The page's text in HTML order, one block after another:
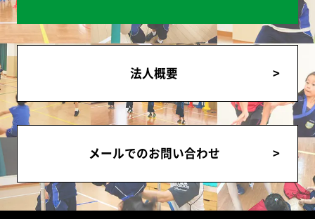
法人概要
メールでのお問い合わせ